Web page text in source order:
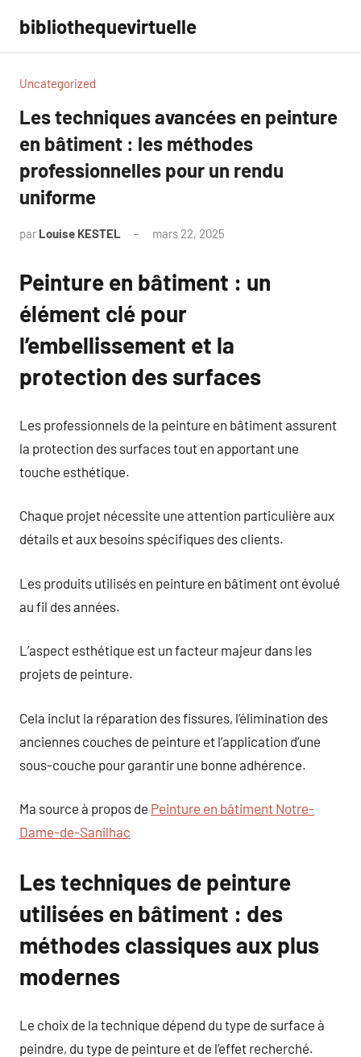
contenu
bibliothequevirtuelle
Uncategorized
Les techniques avancées en peinture
en bâtiment : les méthodes
professionnelles pour un rendu
uniforme
par Louise KESTEL mars 22, 2025
Peinture en bâtiment : un
élément clé pour
l’embellissement et la
protection des surfaces
Les professionnels de la peinture en bâtiment assurent
la protection des surfaces tout en apportant une
touche esthétique.
Chaque projet nécessite une attention particulière aux
détails et aux besoins spécifiques des clients.
Les produits utilisés en peinture en bâtiment ont évolué
au fil des années.
L’aspect esthétique est un facteur majeur dans les
projets de peinture.
Cela inclut la réparation des fissures, l’élimination des
anciennes couches de peinture et l’application d’une
sous-couche pour garantir une bonne adhérence.
Ma source à propos de Peinture en bâtiment Notre-
Dame-de-Sanilhac
Les techniques de peinture
utilisées en bâtiment : des
méthodes classiques aux plus
modernes
Le choix de la technique dépend du type de surface à
peindre, du type de peinture et de l’effet recherché.